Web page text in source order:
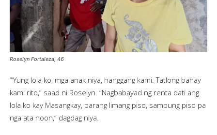
Roselyn Fortaleza, 46
“‘Yung lola ko, mga anak niya, hanggang kami. Tatlong bahay
kami rito,” saad ni Roselyn. “Nagbabayad ng renta dati ang
lola ko kay Masangkay, parang limang piso, sampung piso pa
nga ata noon,” dagdag niya.